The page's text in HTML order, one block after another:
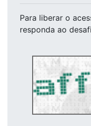
Para liberar o
responda ao